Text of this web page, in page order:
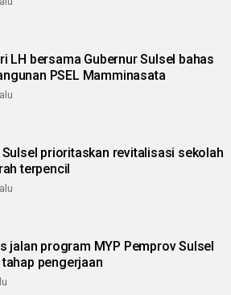
LH bersama Gubernur Sulsel bahas
PSEL Mamminasata
Sulsel prioritaskan revitalisasi sekolah
terpencil
jalan program MYP Pemprov Sulsel
pengerjaan